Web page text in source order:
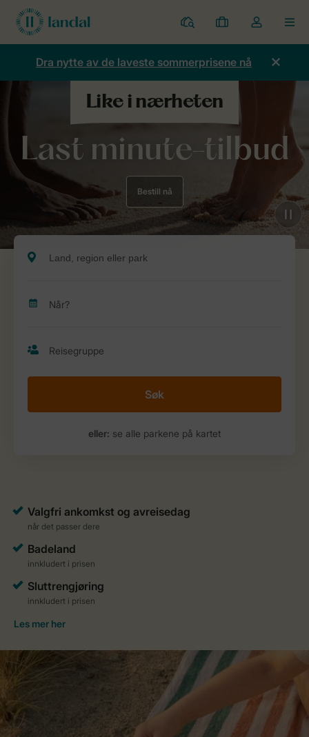
Parker
Mine
bestillinger
Toggle
the
my
Dra nytte av de laveste sommerprisene nå
Last minute-tilbud
Bestill nå
Søk
eller: se alle parkene på kartet